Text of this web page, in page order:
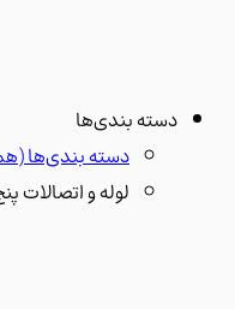
دسته بندی‌ها
دسته بندی‌ها(همه)
لوله و اتصالات پنج لایه